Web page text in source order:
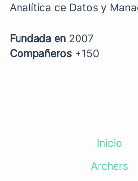
Analítica de Datos y
Fundada en 2007
Compañeros +150
Inicio
Archers